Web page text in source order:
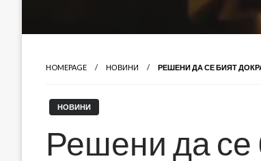
HOMEPAGE НОВИНИ РЕШЕНИ ДА СЕ БИЯТ
НОВИНИ
Решени да се